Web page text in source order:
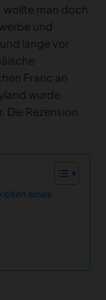
wollte man doch
und
lange vor
Franc an
wurde
Die Rezension
eines